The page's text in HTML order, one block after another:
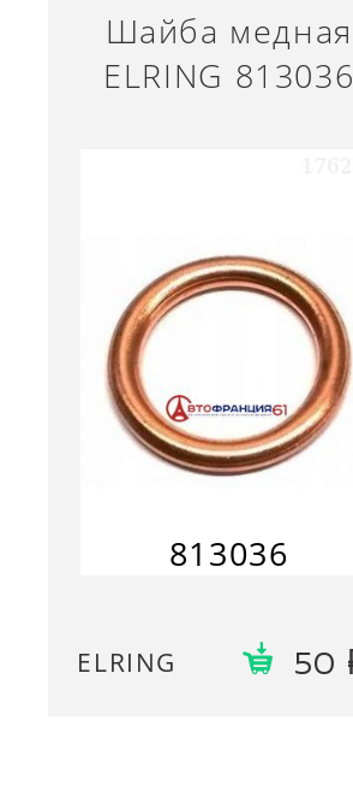
Шайба медная
ELRING 813036
813036
ELRING 50